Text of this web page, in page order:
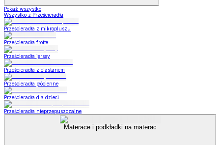
Pokaż wszystko
Wszystko z Prześcieradła
Prześcieradła z mikropluszu
Prześcieradła frotte
Prześcieradła jersey
Prześcieradła z elastanem
Prześcieradła płócienne
Prześcieradła dla dzieci
Prześcieradła nieprzepuszczalne
Materace i podkładki na materac